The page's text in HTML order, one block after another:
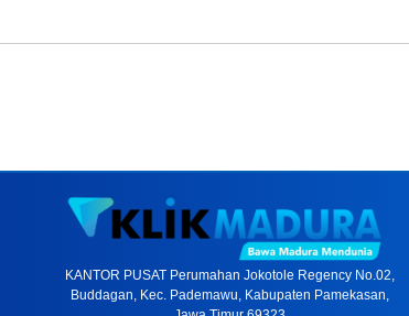
KANTOR PUSAT Perumahan Jokotole Regency No.02,
Buddagan, Kec. Pademawu, Kabupaten Pamekasan,